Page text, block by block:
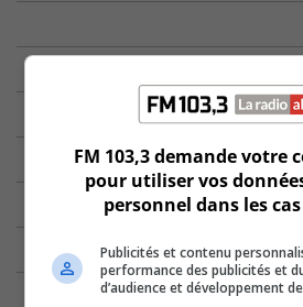
FM 103,3 demande votre
pour utiliser vos
personnel dans les
Publicités et contenu
performance des publicités et
d’audience et développement